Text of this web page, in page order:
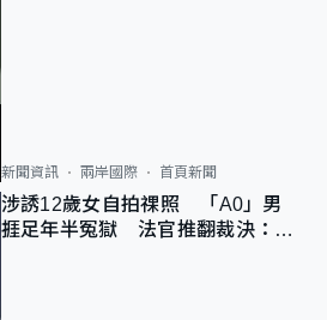
新聞資訊 兩岸國際 首頁新聞
涉誘12歲女自拍祼照 「A0」男
捱足年半冤獄 法官推翻裁決：抄